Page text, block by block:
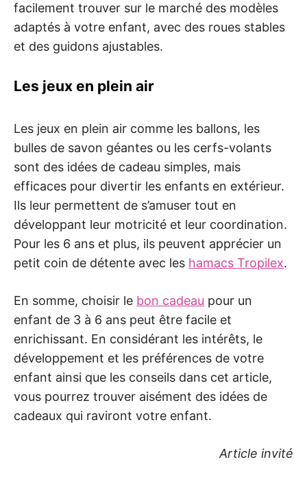
facilement trouver sur le marché des modèles
adaptés à votre enfant, avec des roues stables
et des guidons ajustables.
Les jeux en plein air
Les jeux en plein air comme les ballons, les
bulles de savon géantes ou les cerfs-volants
sont des idées de cadeau simples, mais
efficaces pour divertir les enfants en extérieur.
Ils leur permettent de s’amuser tout en
développant leur motricité et leur coordination.
Pour les 6 ans et plus, ils peuvent apprécier un
petit coin de détente avec les hamacs Tropilex.
En somme, choisir le bon cadeau pour un
enfant de 3 à 6 ans peut être facile et
enrichissant. En considérant les intérêts, le
développement et les préférences de votre
enfant ainsi que les conseils dans cet article,
vous pourrez trouver aisément des idées de
cadeaux qui raviront votre enfant.
Article invité